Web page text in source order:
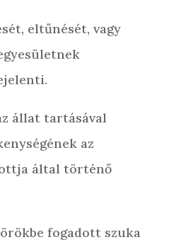
eltűnését, vagy
állat tartásával
az
által történő
fogadott szuka